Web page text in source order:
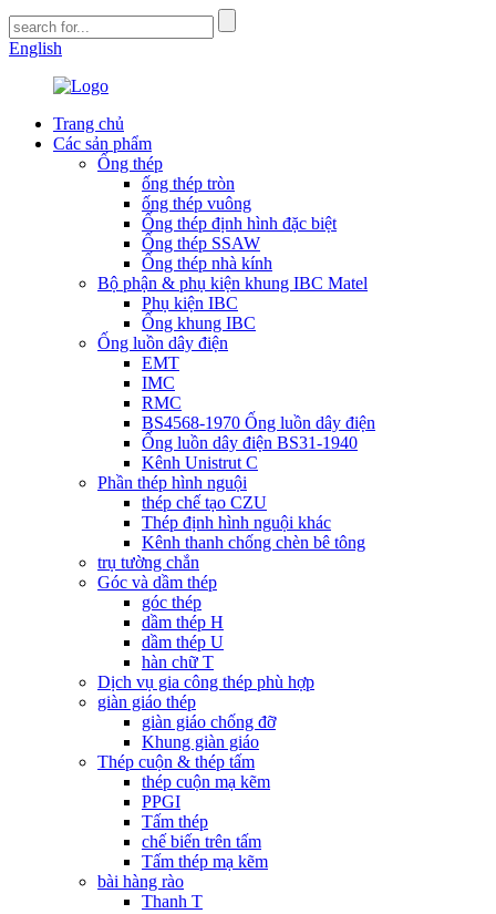
English
Trang chủ
Các sản phẩm
Ống thép
ống thép tròn
ống thép vuông
Ống thép định hình đặc biệt
Ống thép SSAW
Ống thép nhà kính
Bộ phận & phụ kiện khung IBC Matel
Phụ kiện IBC
Ống khung IBC
Ống luồn dây điện
EMT
IMC
RMC
BS4568-1970 Ống luồn dây điện
Ống luồn dây điện BS31-1940
Kênh Unistrut C
Phần thép hình nguội
thép chế tạo CZU
Thép định hình nguội khác
Kênh thanh chống chèn bê tông
trụ tường chắn
Góc và dầm thép
góc thép
dầm thép H
dầm thép U
hàn chữ T
Dịch vụ gia công thép phù hợp
giàn giáo thép
giàn giáo chống đỡ
Khung giàn giáo
Thép cuộn & thép tấm
thép cuộn mạ kẽm
PPGI
Tấm thép
chế biến trên tấm
Tấm thép mạ kẽm
bài hàng rào
Thanh T